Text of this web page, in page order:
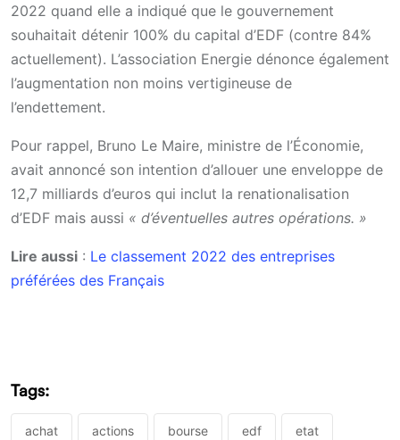
2022 quand elle a indiqué que le gouvernement
souhaitait détenir 100% du capital d’EDF (contre 84%
actuellement). L’association Energie dénonce également
l’augmentation non moins vertigineuse de
l’endettement.
Pour rappel, Bruno Le Maire, ministre de l’Économie,
avait annoncé son intention d’allouer une enveloppe de
12,7 milliards d’euros qui inclut la renationalisation
d’EDF mais aussi « d’éventuelles autres opérations. »
Lire aussi : Le classement 2022 des entreprises
préférées des Français
Tags:
achat actions bourse edf etat